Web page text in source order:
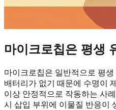
마이크로칩은 평생
마이크로칩은 일반적으로 평
배터리가 없기 때문에 수명이
이상 안정적으로 작동하는 사
시 삽입 부위에 이물질 반응이